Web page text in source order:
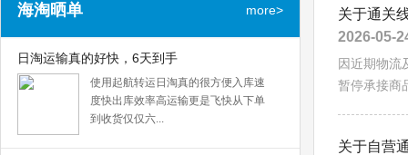
Naturie 日本薏仁化妆水，蕴含丰富的
海淘晒单 more>
日淘运输真的好快，6天到手
使用起航转运日淘真的很方便入库速
度快出库效率高运输更是飞快从下单
到收货仅仅六...
关于通关
2026-05-
因近期物流
暂停承接商
关于自营